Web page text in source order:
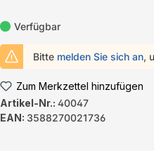
Verfügbar
Bitte melden Sie sich an,
Zum Merkzettel hinzufügen
Artikel-Nr.: 40047
EAN: 3588270021736